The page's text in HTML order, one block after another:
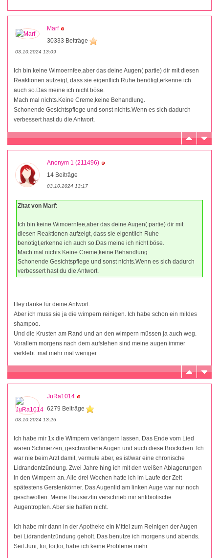
Marf
30333 Beiträge
03.10.2024 13:09
Ich bin keine Wimoernfee,aber das deine Augen( partie) dir mit diesen
Reaktionen aufzeigt, dass sie eigentlich Ruhe benötigt,erkenne ich
auch so.Das meine ich nicht böse.
Mach mal nichts.Keine Creme,keine Behandlung.
Schonende Gesichtspflege und sonst nichts.Wenn es sich dadurch
verbessert hast du die Antwort.
Anonym 1 (211496)
14 Beiträge
03.10.2024 13:17
Zitat von Marf:
Ich bin keine Wimoernfee,aber das deine Augen( partie) dir mit
diesen Reaktionen aufzeigt, dass sie eigentlich Ruhe
benötigt,erkenne ich auch so.Das meine ich nicht böse.
Mach mal nichts.Keine Creme,keine Behandlung.
Schonende Gesichtspflege und sonst nichts.Wenn es sich dadurch
verbessert hast du die Antwort.
Hey danke für deine Antwort.
Aber ich muss sie ja die wimpern reinigen. Ich habe schon ein mildes
shampoo.
Und die Krusten am Rand und an den wimpern müssen ja auch weg.
Vorallem morgens nach dem aufstehen sind meine augen immer
verklebt .mal mehr mal weniger .
JuRa1014
6279 Beiträge
03.10.2024 13:26
Ich habe mir 1x die Wimpern verlängern lassen. Das Ende vom Lied
waren Schmerzen, geschwollene Augen und auch diese Bröckchen. Ich
war nie beim Arzt damit, vermute aber, es ist/war eine chronische
Lidrandentzündung. Zwei Jahre hing ich mit den weißen Ablagerungen
in den Wimpern an. Alle drei Wochen hatte ich im Laufe der Zeit
spätestens Gerstenkörner. Das Augenlid am linken Auge war nur noch
geschwollen. Meine Hausärztin verschrieb mir antibiotische
Augentropfen. Aber sie halfen nicht.
Ich habe mir dann in der Apotheke ein Mittel zum Reinigen der Augen
bei Lidrandentzündung geholt. Das benutze ich morgens und abends.
Seit Juni, toi, toi,toi, habe ich keine Probleme mehr.